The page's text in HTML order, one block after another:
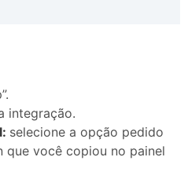
integração.
selecione a opção pedido
que você copiou no painel